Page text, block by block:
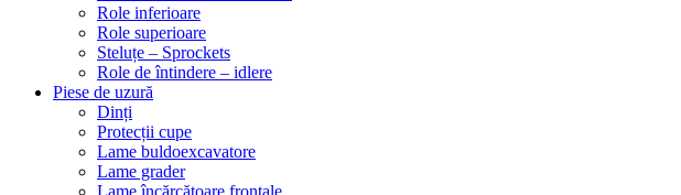
Role inferioare
Role superioare
Steluțe – Sprockets
Role de întindere – idlere
Piese de uzură
Dinți
Protecții cupe
Lame buldoexcavatore
Lame grader
Lame încărcătoare frontale